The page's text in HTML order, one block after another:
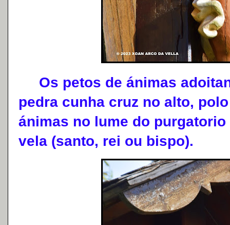
Os petos de ánimas
pedra cunha cruz no alto,
ánimas no lume do
vela (santo, rei ou bispo).